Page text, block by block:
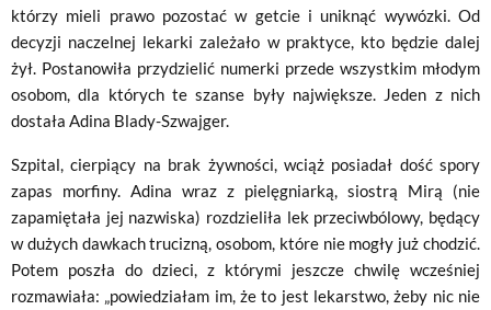
którzy mieli prawo pozostać w getcie i uniknąć wywózki. Od
decyzji naczelnej lekarki zależało w praktyce, kto będzie dalej
żył. Postanowiła przydzielić numerki przede wszystkim młodym
osobom, dla których te szanse były największe. Jeden z nich
dostała Adina Blady-Szwajger.
Szpital, cierpiący na brak żywności, wciąż posiadał dość spory
zapas morfiny. Adina wraz z pielęgniarką, siostrą Mirą (nie
zapamiętała jej nazwiska) rozdzieliła lek przeciwbólowy, będący
w dużych dawkach trucizną, osobom, które nie mogły już chodzić.
Potem poszła do dzieci, z którymi jeszcze chwilę wcześniej
rozmawiała: „powiedziałam im, że to jest lekarstwo, żeby nic nie